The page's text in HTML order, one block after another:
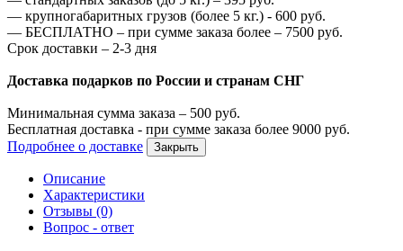
— крупногабаритных грузов (более 5 кг.) - 600 руб.
— БЕСПЛАТНО – при сумме заказа более – 7500 руб.
Срок доставки – 2-3 дня
Доставка подарков по России и странам СНГ
Минимальная сумма заказа – 500 руб.
Бесплатная доставка - при сумме заказа более 9000 руб.
Подробнее о доставке
Закрыть
Описание
Характеристики
Отзывы (0)
Вопрос - ответ